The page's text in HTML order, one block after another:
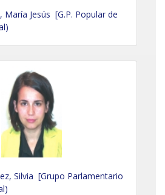
María Jesús [G.P. Popular de
Silvia [Grupo Parlamentario